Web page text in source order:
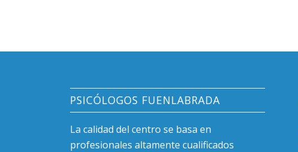
PSICÓLOGOS FUENLABRADA
La calidad del centro se basa en
profesionales altamente cualificados